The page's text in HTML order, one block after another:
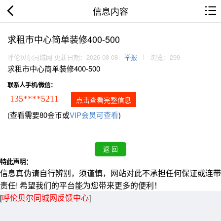
信息内容
求租市中心简单装修400-500
呼伦贝尔同城网 更新日期：2026-08-08 举报 浏览：299
求租市中心简单装修400-500
联系人手机/微信：
135****5211 点击查看完整信息
(查看需要80金币或VIP会员可查看)
特此声明：
信息真伪请自行辨别，须谨慎，网站对此不承担任何保证或连带
责任! 希望我们的平台能为您带来更多的便利！
[呼伦贝尔同城网反馈中心]